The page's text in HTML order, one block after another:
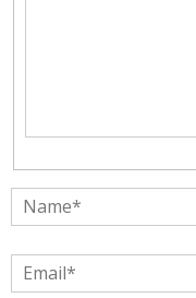
Name*
Email*